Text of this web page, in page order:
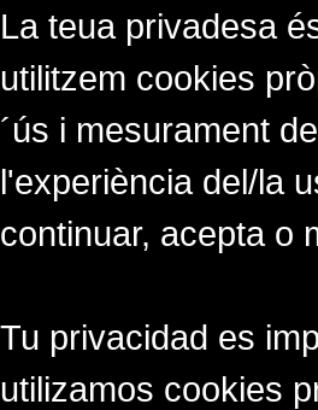
La teua privadesa
utilitzem cookies
´ús i mesurament
l'experiència del/la
continuar, acepta o
Tu privacidad es
utilizamos cookies